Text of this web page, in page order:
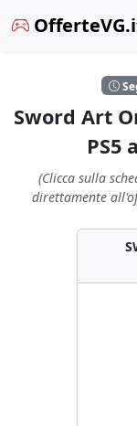
Sword Art
PS5
(Clicca sulla
direttamente